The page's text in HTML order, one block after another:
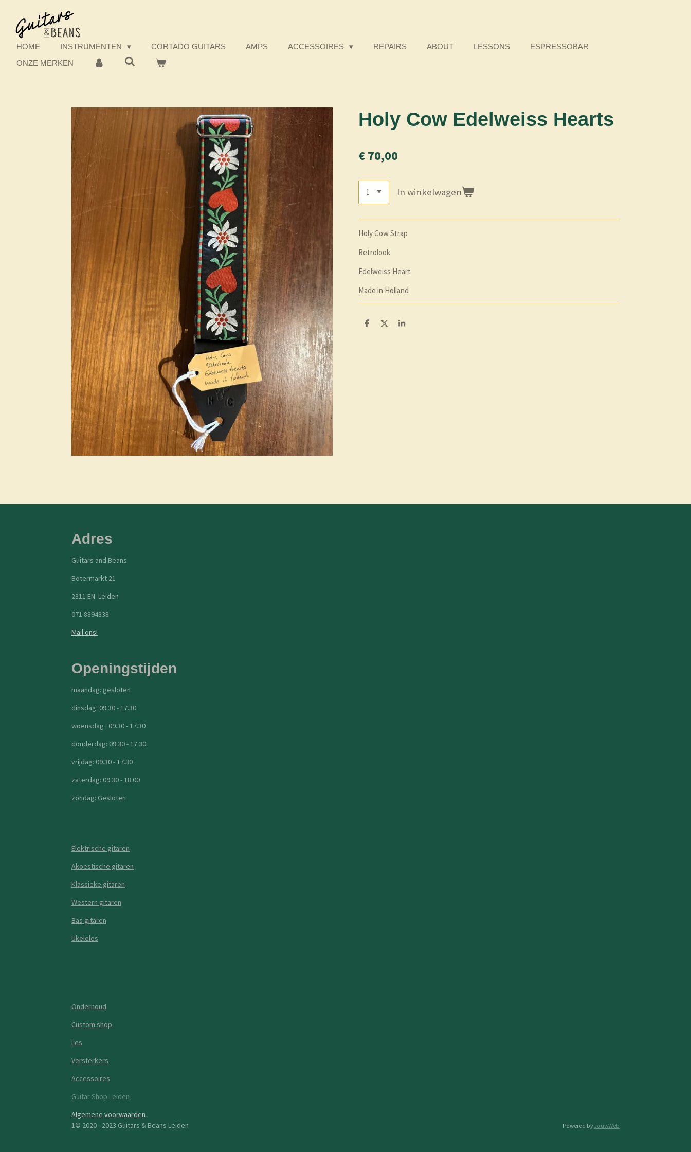
direct
naar
HOME INSTRUMENTEN CORTADO GUITARS AMPS ACCESSOIRES REPAIRS ABOUT LESSONS
ESPRESSOBAR
ONZE MERKEN
Holy Cow Edelweiss Hearts
€ 70,00
In winkelwagen
Holy Cow Strap
Retrolook
Edelweiss Heart
Made in Holland
D
D
S
Adres
Guitars and Beans
Botermarkt 21
2311 EN Leiden
071 8894838
Mail ons!
Openingstijden
maandag: gesloten
dinsdag: 09.30 - 17.30
woensdag : 09.30 - 17.30
donderdag: 09.30 - 17.30
vrijdag: 09.30 - 17.30
zaterdag: 09.30 - 18.00
zondag: Gesloten
Elektrische gitaren
Akoestische gitaren
Klassieke gitaren
Western gitaren
Bas gitaren
Ukeleles
Onderhoud
Custom shop
Les
Versterkers
Accessoires
Guitar Shop Leiden
Algemene voorwaarden
1© 2020 - 2023 Guitars & Beans Leiden
Powered by JouwWeb